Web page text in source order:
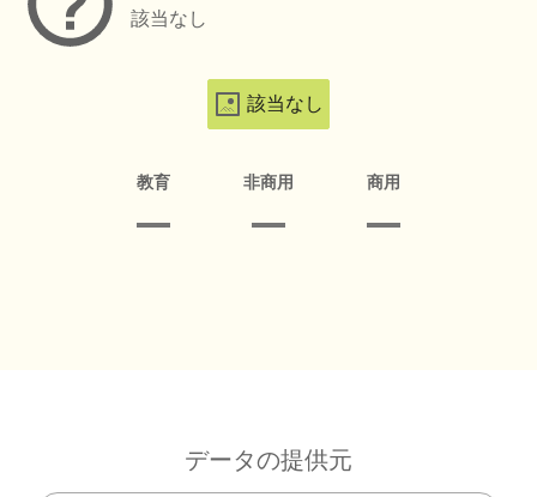
該当なし
該当なし
教育 非商用 商用
データの提供元